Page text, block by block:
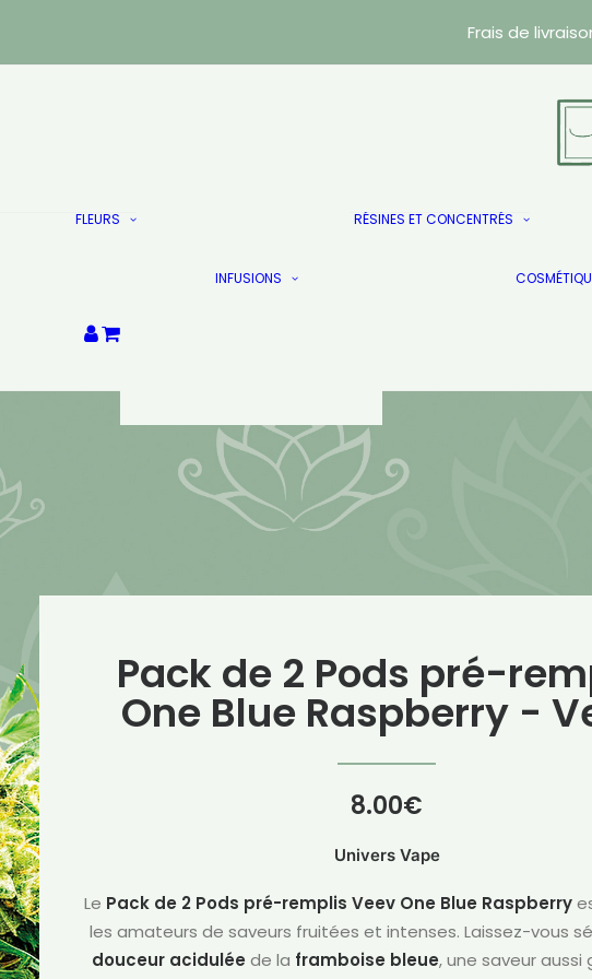
Frais de
FLEURS
Les Doublés
RÉSINES ET CONCENTRÉS
Les
INFUSIONS
Pack de 2 Pods pré-
One Blue Raspberry -
8.00€
Univers Vape
Le Pack de 2 Pods pré-remplis Veev One Blue Raspberry
les amateurs de saveurs fruitées et intenses. Laissez-vous
douceur acidulée de la framboise bleue, une saveur aussi